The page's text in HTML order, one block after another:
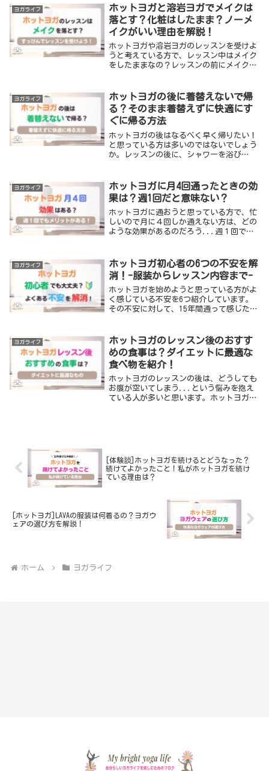
も継続するのが難しいので、ホットヨガも
例外では...
ヨガライフ
ホットヨガと溶岩ヨガでメイクは
落とす？化粧はしたまま？ノーメ
イクがいい理由を解説！
ホットヨガや溶岩ヨガのレッスンを受けよ
うと考えている方で、レッスン中はメイク
をしたままなの？レッスンの前にメイクは
のことだとなかなか周囲に聞きにくいです
し、周りはど...
ヨガライフ
ホットヨガの後に着替えないで帰
る？そのまま着替えずに快適にす
ぐに帰る方法
ホットヨガの後はなるべく早く帰りたい！
と思っている方は多いのではないでしょう
か。レッスンの後に、シャワーを浴び
くらい経っていて、帰宅する時間が遅くな
ってし...
ヨガライフ
ホットヨガに月4回通ったときの効
果は？週1回だと意味ない？
ホットヨガに通おうと思っている方で、忙
しいので月に４回しか通えない方は、どの
ような効果があるのだろう...週１回でも
ットヨガは十分に効果があります。今回
は、ホットヨガ...
ヨガライフ
ホットヨガ初心者の6つの不安を解
消！-服装からレッスン内容まで-
ホットヨガを始めようと思っている方がよ
く感じている不安を6つ紹介しています。
その不安に対して、15年間通って感じたホ
れど、漠然とした不安を抱えている方は必
見です。
ヨガライフ
ホットヨガのレッスン後のおすす
めの食事は？ダイエットに最適な
食べ物を紹介！
ホットヨガのレッスンの後は、どうしても
お腹が空いてしまう...という悩みを抱え
ている人が多いと思います。ホットヨガで
[体験談]ホットヨガを続けるとどうなった？
続けてよかったこと！私がホットヨガを続け
ている理由は？
[ホットヨガ]LAVAの服装は何着るの？ヨガウ
ェアの選び方を解説！
ホーム ヨガライフ